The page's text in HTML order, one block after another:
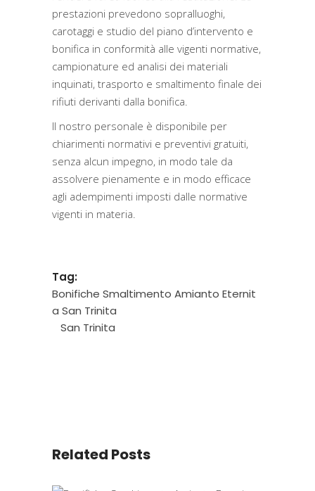
prestazioni prevedono sopralluoghi,
carotaggi e studio del piano d’intervento e
bonifica in conformità alle vigenti normative,
campionature ed analisi dei materiali
inquinati, trasporto e smaltimento finale dei
rifiuti derivanti dalla bonifica.
Il nostro personale è disponibile per
chiarimenti normativi e preventivi gratuiti,
senza alcun impegno, in modo tale da
assolvere pienamente e in modo efficace
agli adempimenti imposti dalle normative
vigenti in materia.
Tag:
Bonifiche Smaltimento Amianto Eternit
a San Trinita
San Trinita
Related Posts